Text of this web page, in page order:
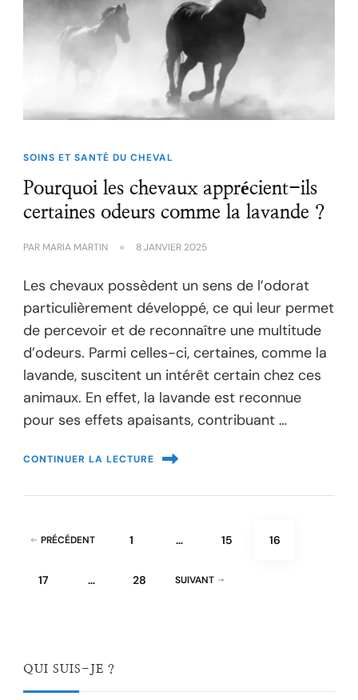
SOINS ET SANTÉ DU CHEVAL
Pourquoi les chevaux apprécient-ils
certaines odeurs comme la lavande ?
PAR MARIA MARTIN 8 JANVIER 2025
Les chevaux possèdent un sens de l’odorat
particulièrement développé, ce qui leur permet
de percevoir et de reconnaître une multitude
d’odeurs. Parmi celles-ci, certaines, comme la
lavande, suscitent un intérêt certain chez ces
animaux. En effet, la lavande est reconnue
pour ses effets apaisants, contribuant …
CONTINUER LA LECTURE
Pagination
publications
PRÉCÉDENT PAGE
1 … PAGE
15 PAGE
16
PAGE
17 … PAGE
28 SUIVANT
QUI SUIS-JE ?